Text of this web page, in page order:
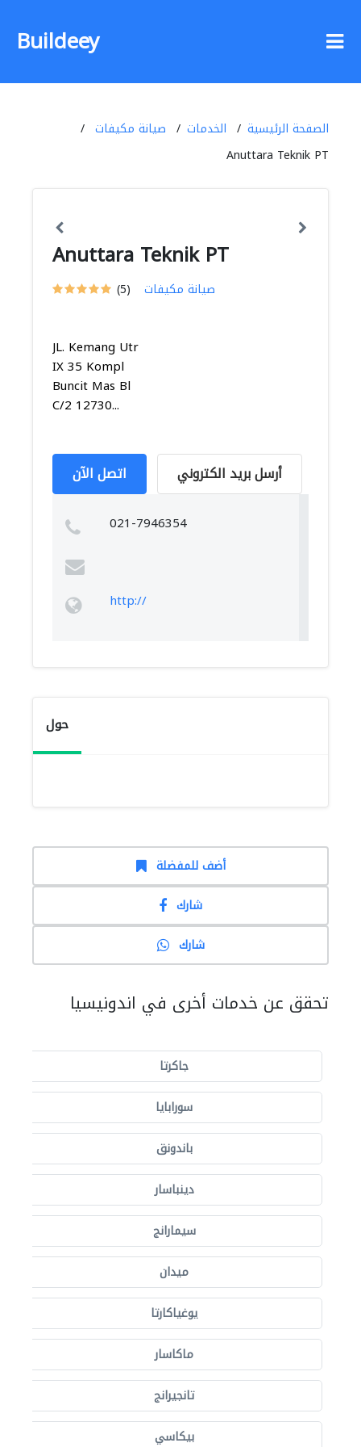
Buildeey
الصفحة الرئيسية الخدمات
صيانة مكيفات
Anuttara Teknik PT
Anuttara Teknik PT
(5) صيانة مكيفات
JL. Kemang Utr
IX 35 Kompl
Buncit Mas Bl
C/2 12730...
اتصل الآن أرسل بريد الكتروني
021-7946354
http://
حول
أضف للمفضلة
شارك
شارك
تحقق عن خدمات أخرى في اندونيسيا
جاكرتا
سورابايا
باندونق
دينباسار
سيمارانج
ميدان
يوغياكارتا
ماكاسار
تانجيرانج
بيكاسي